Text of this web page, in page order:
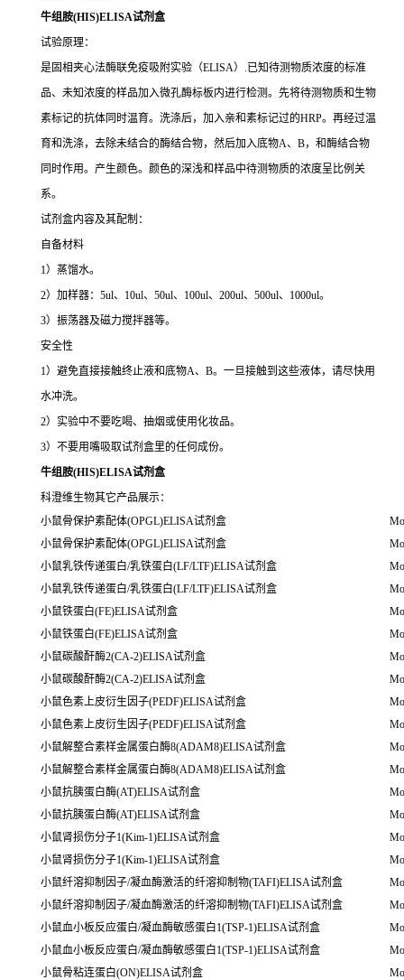
牛组胺(HIS)ELISA试剂盒
试验原理：
是固相夹心法酶联免疫吸附实验（ELISA）.已知待测物质浓度的标准
品、未知浓度的样品加入微孔酶标板内进行检测。先将待测物质和生物
素标记的抗体同时温育。洗涤后，加入亲和素标记过的HRP。再经过温
育和洗涤，去除未结合的酶结合物，然后加入底物A、B，和酶结合物
同时作用。产生颜色。颜色的深浅和样品中待测物质的浓度呈比例关
系。
试剂盒内容及其配制：
自备材料
1）蒸馏水。
2）加样器：5ul、10ul、50ul、100ul、200ul、500ul、1000ul。
3）振荡器及磁力搅拌器等。
安全性
1）避免直接接触终止液和底物A、B。一旦接触到这些液体，请尽快用
水冲洗。
2）实验中不要吃喝、抽烟或使用化妆品。
3）不要用嘴吸取试剂盒里的任何成份。
牛组胺(HIS)ELISA试剂盒
科澄维生物其它产品展示：
小鼠骨保护素配体(OPGL)ELISA试剂盒
小鼠骨保护素配体(OPGL)ELISA试剂盒
小鼠乳铁传递蛋白/乳铁蛋白(LF/LTF)ELISA试剂盒
小鼠乳铁传递蛋白/乳铁蛋白(LF/LTF)ELISA试剂盒
小鼠铁蛋白(FE)ELISA试剂盒
小鼠铁蛋白(FE)ELISA试剂盒
小鼠碳酸酐酶2(CA-2)ELISA试剂盒
小鼠碳酸酐酶2(CA-2)ELISA试剂盒
小鼠色素上皮衍生因子(PEDF)ELISA试剂盒
小鼠色素上皮衍生因子(PEDF)ELISA试剂盒
小鼠解整合素样金属蛋白酶8(ADAM8)ELISA试剂盒
小鼠解整合素样金属蛋白酶8(ADAM8)ELISA试剂盒
小鼠抗胰蛋白酶(AT)ELISA试剂盒
小鼠抗胰蛋白酶(AT)ELISA试剂盒
小鼠肾损伤分子1(Kim-1)ELISA试剂盒
小鼠肾损伤分子1(Kim-1)ELISA试剂盒
小鼠纤溶抑制因子/凝血酶激活的纤溶抑制物(TAFI)ELISA试剂盒
小鼠纤溶抑制因子/凝血酶激活的纤溶抑制物(TAFI)ELISA试剂盒
小鼠血小板反应蛋白/凝血酶敏感蛋白1(TSP-1)ELISA试剂盒
小鼠血小板反应蛋白/凝血酶敏感蛋白1(TSP-1)ELISA试剂盒
小鼠骨粘连蛋白(ON)ELISA试剂盒